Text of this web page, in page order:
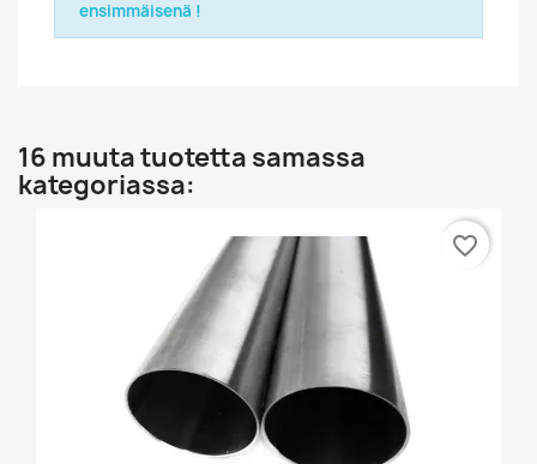
ensimmäisenä !
16 muuta tuotetta samassa
kategoriassa:
favorite_border